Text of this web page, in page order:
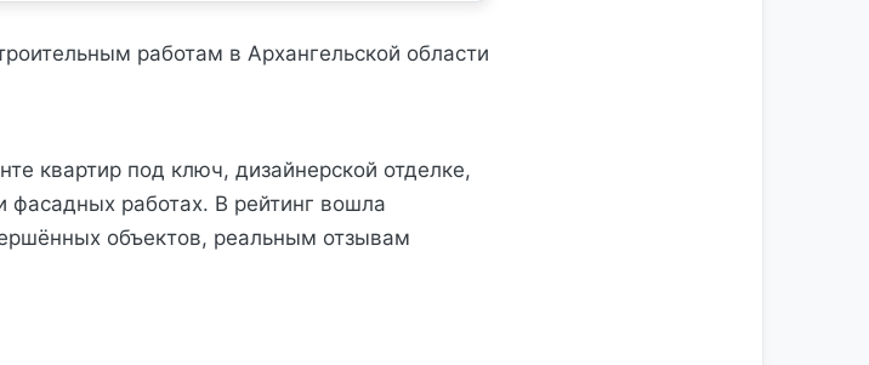
работам в Архангельской области
квартир под ключ, дизайнерской отделке,
фасадных работах. В рейтинг вошла
объектов, реальным отзывам